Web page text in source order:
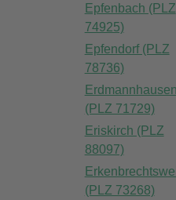
Epfenbach (PLZ
74925)
Epfendorf (PLZ
78736)
Erdmannhausen
(PLZ 71729)
Eriskirch (PLZ
88097)
(PLZ 73268)